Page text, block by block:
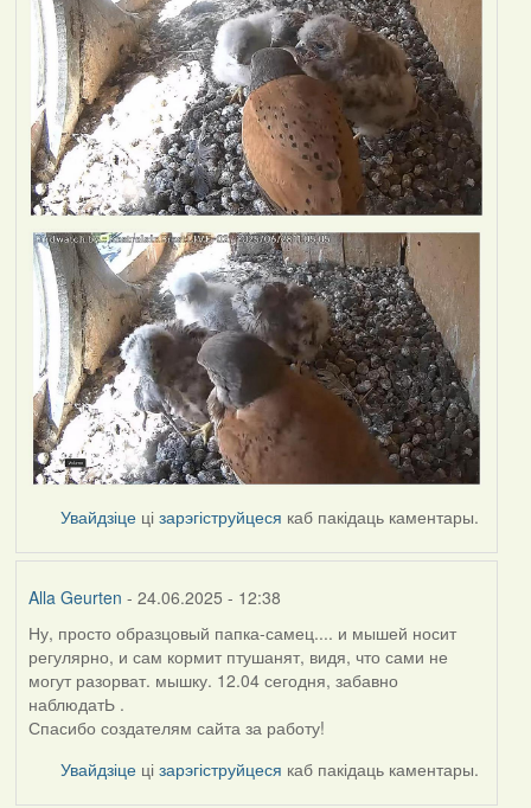
Увайдзіце цізарэгіструйцеся каб пакідаць каментары.
Alla Geurten - 24.06.2025 - 12:38
Ну, просто образцовый папка-самец.... и мышей носит
регулярно, и сам кормит птушанят, видя, что сами не
могут разорват. мышку. 12.04 сегодня, забавно
наблюдатЬ .
Спасибо создателям сайта за работу!
Увайдзіце цізарэгіструйцеся каб пакідаць каментары.